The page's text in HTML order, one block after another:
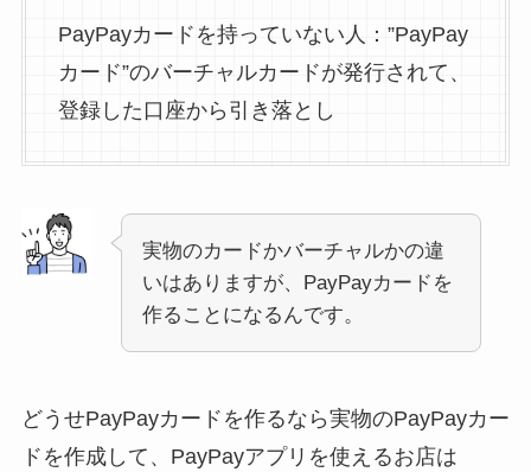
PayPayカードを持っていない人：”PayPay
カード”のバーチャルカードが発行されて、
登録した口座から引き落とし
実物のカードかバーチャルかの違
いはありますが、PayPayカードを
作ることになるんです。
どうせPayPayカードを作るなら実物のPayPayカー
ドを作成して、PayPayアプリを使えるお店は